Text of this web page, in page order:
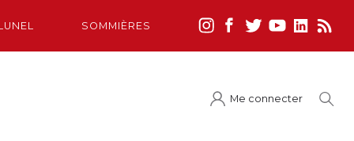
SOMMIÈRES
Me connecter